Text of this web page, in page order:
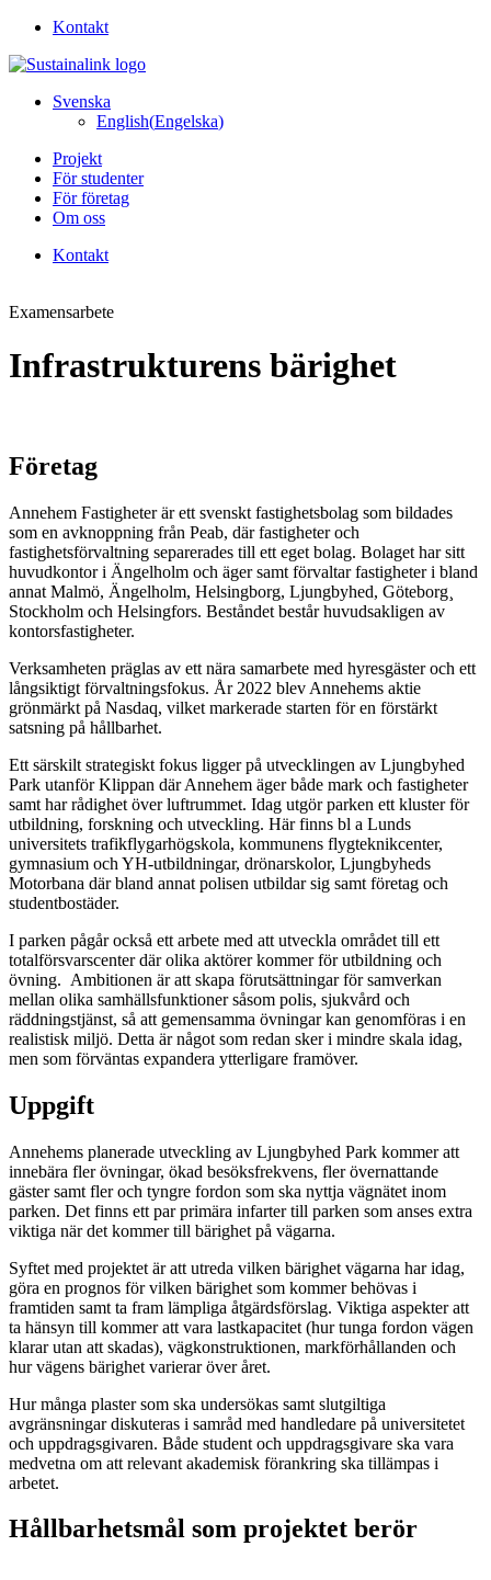
Kontakt
Svenska
English(Engelska)
Projekt
För studenter
För företag
Om oss
Kontakt
Examensarbete
Infrastrukturens bärighet
Företag
Annehem Fastigheter är ett svenskt fastighetsbolag som bildades
som en avknoppning från Peab, där fastigheter och
fastighetsförvaltning separerades till ett eget bolag. Bolaget har sitt
huvudkontor i Ängelholm och äger samt förvaltar fastigheter i bland
annat Malmö, Ängelholm, Helsingborg, Ljungbyhed, Göteborg¸
Stockholm och Helsingfors. Beståndet består huvudsakligen av
kontorsfastigheter.
Verksamheten präglas av ett nära samarbete med hyresgäster och ett
långsiktigt förvaltningsfokus. År 2022 blev Annehems aktie
grönmärkt på Nasdaq, vilket markerade starten för en förstärkt
satsning på hållbarhet.
Ett särskilt strategiskt fokus ligger på utvecklingen av Ljungbyhed
Park utanför Klippan där Annehem äger både mark och fastigheter
samt har rådighet över luftrummet. Idag utgör parken ett kluster för
utbildning, forskning och utveckling. Här finns bl a Lunds
universitets trafikflygarhögskola, kommunens flygteknikcenter,
gymnasium och YH-utbildningar, drönarskolor, Ljungbyheds
Motorbana där bland annat polisen utbildar sig samt företag och
studentbostäder.
I parken pågår också ett arbete med att utveckla området till ett
totalförsvarscenter där olika aktörer kommer för utbildning och
övning. Ambitionen är att skapa förutsättningar för samverkan
mellan olika samhällsfunktioner såsom polis, sjukvård och
räddningstjänst, så att gemensamma övningar kan genomföras i en
realistisk miljö. Detta är något som redan sker i mindre skala idag,
men som förväntas expandera ytterligare framöver.
Uppgift
Annehems planerade utveckling av Ljungbyhed Park kommer att
innebära fler övningar, ökad besöksfrekvens, fler övernattande
gäster samt fler och tyngre fordon som ska nyttja vägnätet inom
parken. Det finns ett par primära infarter till parken som anses extra
viktiga när det kommer till bärighet på vägarna.
Syftet med projektet är att utreda vilken bärighet vägarna har idag,
göra en prognos för vilken bärighet som kommer behövas i
framtiden samt ta fram lämpliga åtgärdsförslag. Viktiga aspekter att
ta hänsyn till kommer att vara lastkapacitet (hur tunga fordon vägen
klarar utan att skadas), vägkonstruktionen, markförhållanden och
hur vägens bärighet varierar över året.
Hur många plaster som ska undersökas samt slutgiltiga
avgränsningar diskuteras i samråd med handledare på universitetet
och uppdragsgivaren. Både student och uppdragsgivare ska vara
medvetna om att relevant akademisk förankring ska tillämpas i
arbetet.
Hållbarhetsmål som projektet berör